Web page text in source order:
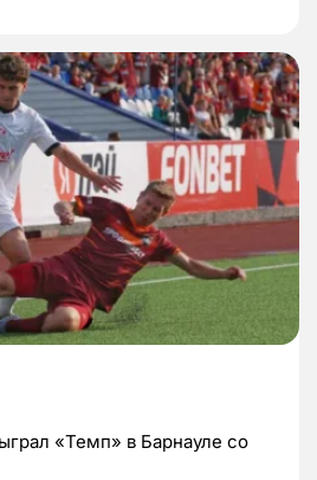
«Темп» в Барнауле со